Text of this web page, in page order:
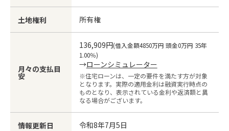
土地権利 所有権
月々の支払目
安
136,909円(借入金額4850万円 頭金0万円 35年
1.00％)
→ローンシミュレーター
※住宅ローンは、一定の要件を満たす方が対象
となります。実際の適用金利は融資実行時点の
ものとなり、表示されている金利や返済額と異
なる場合がございます。
情報更新日 令和8年7月5日